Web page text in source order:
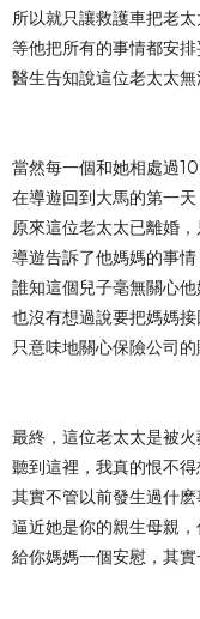
所以就只讓救護車把老
等他把所有的事情都安
醫生告知說這位老太太
當然每一個和她相處過
在導遊回到大馬的第一
原來這位老太太已離婚
導遊告訴了他媽媽的事情
誰知這個兒子毫無關心
也沒有想過說要把媽媽
只意味地關心保險公司的
最終，這位老太太是被
聽到這裡，我真的恨不
其實不管以前發生過什
逼近她是你的親生母親
給你媽媽一個安慰，其